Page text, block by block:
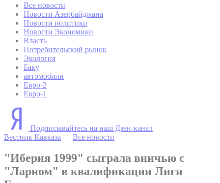
Все новости
Новости Азербайджана
Новости политики
Новости Экономики
Власть
Потребительский рынок
Экология
Баку
автомобили
Евро-2
Евро-1
Подписывайтесь на наш Дзен-канал
Вестник Кавказа — Все новости
"Иберия 1999" сыграла вничью с
"Ларном" в квалификации Лиги